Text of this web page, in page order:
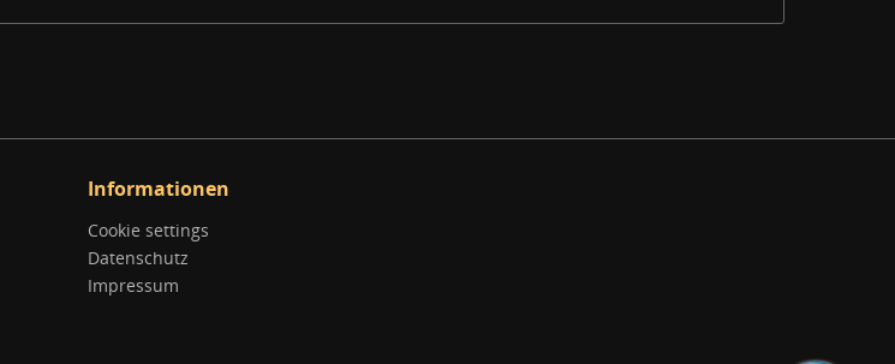
Informationen
Cookie settings
Datenschutz
Impressum